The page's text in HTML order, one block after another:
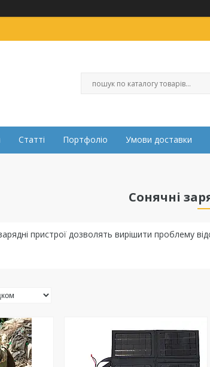
Статті Портфоліо Умови доставки
Сонячні
пристрої дозволять вирішити проблему